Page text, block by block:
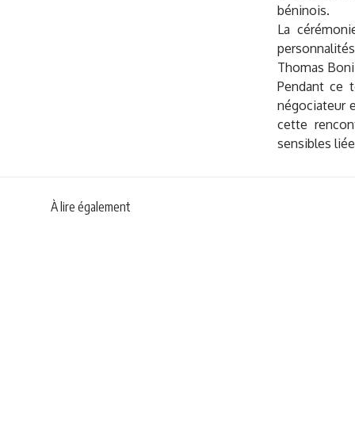
béninois.
La
Thomas
Pendant ce
négociateur
cette
sensibles
À lire également